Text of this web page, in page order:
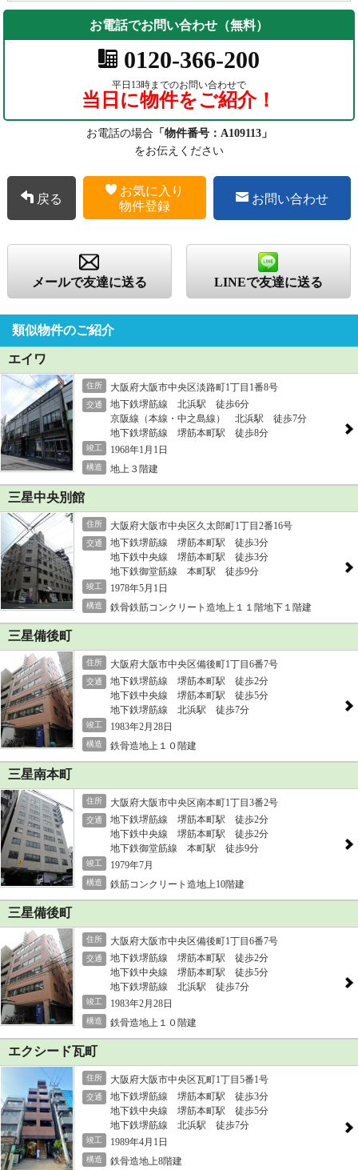
お電話でお問い合わせ（無料）
0120-366-200
平日13時までのお問い合わせで
当日に物件をご紹介！
お電話の場合 「物件番号：A109113」
をお伝えください
戻る
お気に入り
物件登録
お問い合わせ
メールで友達に送る LINEで友達に送る
類似物件のご紹介
エイワ
住所 大阪府大阪市中央区淡路町1丁目1番8号
交通
地下鉄堺筋線 北浜駅 徒歩6分
京阪線（本線・中之島線） 北浜駅 徒歩7分
地下鉄堺筋線 堺筋本町駅 徒歩8分
竣工 1968年1月1日
構造 地上３階建
三星中央別館
住所 大阪府大阪市中央区久太郎町1丁目2番16号
交通
地下鉄堺筋線 堺筋本町駅 徒歩3分
地下鉄中央線 堺筋本町駅 徒歩3分
地下鉄御堂筋線 本町駅 徒歩9分
竣工 1978年5月1日
構造 鉄骨鉄筋コンクリート造地上１１階地下１階建
三星備後町
住所 大阪府大阪市中央区備後町1丁目6番7号
交通
地下鉄堺筋線 堺筋本町駅 徒歩2分
地下鉄中央線 堺筋本町駅 徒歩5分
地下鉄堺筋線 北浜駅 徒歩7分
竣工 1983年2月28日
構造 鉄骨造地上１０階建
三星南本町
住所 大阪府大阪市中央区南本町1丁目3番2号
交通
地下鉄堺筋線 堺筋本町駅 徒歩2分
地下鉄中央線 堺筋本町駅 徒歩2分
地下鉄御堂筋線 本町駅 徒歩9分
竣工 1979年7月
構造 鉄筋コンクリート造地上10階建
三星備後町
住所 大阪府大阪市中央区備後町1丁目6番7号
交通
地下鉄堺筋線 堺筋本町駅 徒歩2分
地下鉄中央線 堺筋本町駅 徒歩5分
地下鉄堺筋線 北浜駅 徒歩7分
竣工 1983年2月28日
構造 鉄骨造地上１０階建
エクシード瓦町
住所 大阪府大阪市中央区瓦町1丁目5番1号
交通
地下鉄堺筋線 堺筋本町駅 徒歩3分
地下鉄中央線 堺筋本町駅 徒歩5分
地下鉄堺筋線 北浜駅 徒歩7分
竣工 1989年4月1日
構造 鉄骨造地上8階建